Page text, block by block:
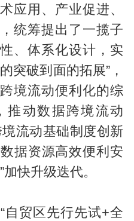
应用、产业促进、
统筹提出了一揽子
、体系化设计，实
突破到面的拓展”，
境流动便利化的综
推动数据跨境流动
流动基础制度创新
据资源高效便利安
快升级迭代。
自贸区先行先试+全